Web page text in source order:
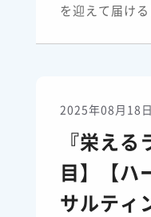
を迎えて届け
2025年08月18日
『栄え
目】【ハ
サルティ